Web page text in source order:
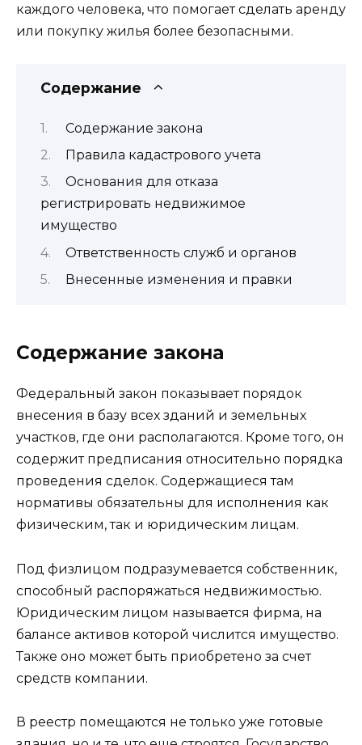
каждого человека, что помогает сделать аренду
или покупку жилья более безопасными.
Содержание
Содержание закона
Правила кадастрового учета
Основания для отказа
регистрировать недвижимое
имущество
Ответственность служб и органов
Внесенные изменения и правки
Содержание закона
Федеральный закон показывает порядок
внесения в базу всех зданий и земельных
участков, где они располагаются. Кроме того, он
содержит предписания относительно порядка
проведения сделок. Содержащиеся там
нормативы обязательны для исполнения как
физическим, так и юридическим лицам.
Под физлицом подразумевается собственник,
способный распоряжаться недвижимостью.
Юридическим лицом называется фирма, на
балансе активов которой числится имущество.
Также оно может быть приобретено за счет
средств компании.
В реестр помещаются не только уже готовые